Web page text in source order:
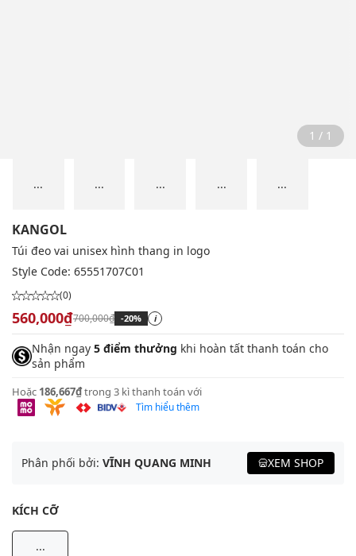
1 / 1
... ... ... ... ...
KANGOL
Túi đeo vai unisex hình thang in logo
Style Code: 65551707C01
(0)
560,000₫700,000₫ -20% i
Nhận ngay 5 điểm thưởng khi hoàn tất thanh toán cho
sản phẩm
Hoặc 186,667₫trong 3 kì thanh toán với
Tìm hiểu thêm
Phân phối bởi: VĨNH QUANG MINH XEM SHOP
KÍCH CỠ
...